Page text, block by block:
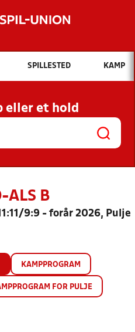
Hvad vil du søge efter?
INDHOLD OG NYHEDER
KLUBBER OG
SPILLESTED KAMP
eller et hold
ALS B
9:9 - forår 2026, Pulje
KAMPPROGRAM
FOR PULJE